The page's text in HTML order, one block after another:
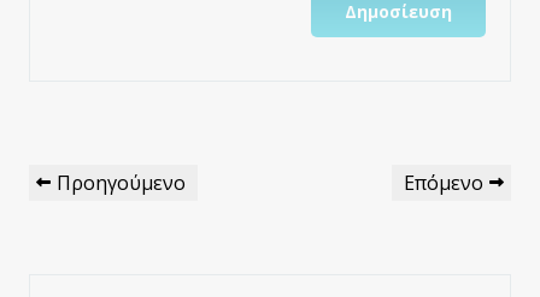
Πλοήγηση
Άρθρων
Προηγούμενο
Προηγούμενο
Επόμενο
Επόμενο